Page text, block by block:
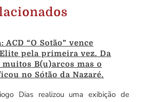
“O Sotão” vence
pela primeira vez. Da
B(u)arcos mas o
no Sótão da Nazaré.
Dias realizou uma exibição de